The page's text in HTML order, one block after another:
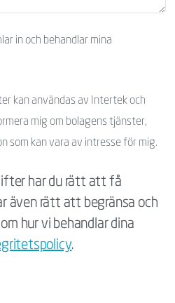
in och behandlar mina
kan användas av Intertek och
mig om bolagens tjänster,
som kan vara av intresse för mig.
har du rätt att få
även rätt att begränsa och
hur vi behandlar dina
.